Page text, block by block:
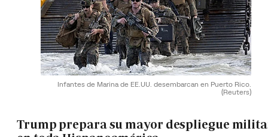
Infantes de Marina de EE.UU. desembarcan en Puerto Rico.
(Reuters)
Trump prepara su mayor despliegue